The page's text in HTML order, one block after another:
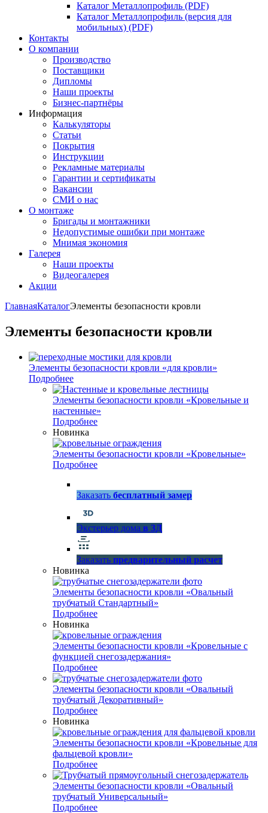
Каталог Металлопрофиль (PDF)
Каталог Металлопрофиль (версия для
мобильных) (PDF)
Контакты
О компании
Производство
Поставщики
Дипломы
Наши проекты
Бизнес-партнёры
Информация
Калькуляторы
Статьи
Покрытия
Инструкции
Рекламные материалы
Гарантии и сертификаты
Вакансии
СМИ о нас
О монтаже
Бригады и монтажники
Недопустимые ошибки при монтаже
Мнимая экономия
Галерея
Наши проекты
Видеогалерея
Акции
ГлавнаяКаталогЭлементы безопасности кровли
Элементы безопасности кровли
Элементы безопасности кровли «для кровли»
Подробнее
Элементы безопасности кровли «Кровельные и
настенные»
Подробнее
Новинка
Элементы безопасности кровли «Кровельные»
Подробнее
Заказать бесплатный замер
Экстерьер дома в 3Д
Заказать предварительный расчет
Новинка
Элементы безопасности кровли «Овальный
трубчатый Стандартный»
Подробнее
Новинка
Элементы безопасности кровли «Кровельные с
функцией снегозадержания»
Подробнее
Элементы безопасности кровли «Овальный
трубчатый Декоративный»
Подробнее
Новинка
Элементы безопасности кровли «Кровельные для
фальцевой кровли»
Подробнее
Элементы безопасности кровли «Овальный
трубчатый Универсальный»
Подробнее